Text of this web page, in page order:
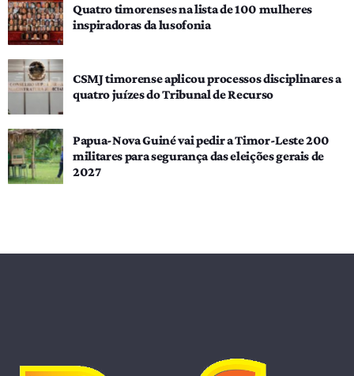
Quatro timorenses na lista de 100 mulheres
inspiradoras da lusofonia
CSMJ timorense aplicou processos disciplinares a
quatro juízes do Tribunal de Recurso
Papua-Nova Guiné vai pedir a Timor-Leste 200
militares para segurança das eleições gerais de
2027